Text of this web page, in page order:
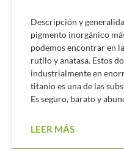
Descripción y
pigmento inorgánico
podemos encontrar en
rutilo y anatasa. Estos
industrialmente en
titanio es una de las
Es seguro, barato y
LEER MÁS